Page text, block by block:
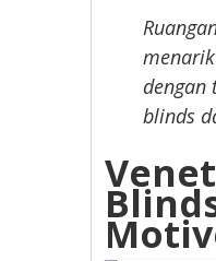
dengan
blinds